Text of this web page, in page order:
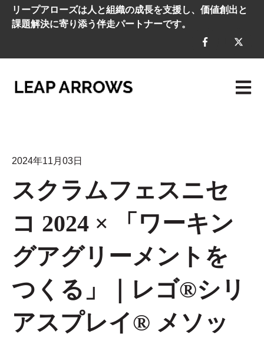
リープアローズは人と組織の成長を支援し、価値創出と
課題解決に寄り添う伴走パートナーです。
メイ
2024年11月03日
スクラムフェスニセ
コ 2024 × 「ワーキン
グアグリーメントを
つくる」｜レゴ®シリ
アスプレイ® メソッ